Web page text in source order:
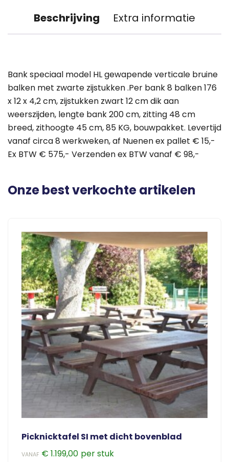
Beschrijving Extra informatie
Bank speciaal model HL gewapende verticale bruine
balken met zwarte zijstukken .Per bank 8 balken 176
x 12 x 4,2 cm, zijstukken zwart 12 cm dik aan
weerszijden, lengte bank 200 cm, zitting 48 cm
breed, zithoogte 45 cm, 85 KG, bouwpakket. Levertijd
vanaf circa 8 werkweken, af Nuenen ex pallet € 15,-
Ex BTW € 575,- Verzenden ex BTW vanaf € 98,-
Onze best verkochte artikelen
Picknicktafel SI met dicht bovenblad
VANAF € 1.199,00